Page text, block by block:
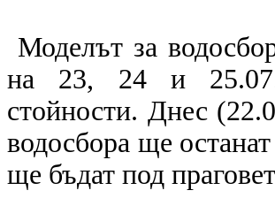
Моделът за
на 23, 24 и
стойности. Днес
водосбора ще
ще бъдат под